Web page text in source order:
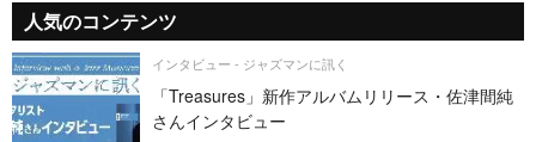
人気のコンテンツ
インタビュー - ジャズマンに訊く
「Treasures」新作アルバムリリース・佐津間純
さんインタビュー